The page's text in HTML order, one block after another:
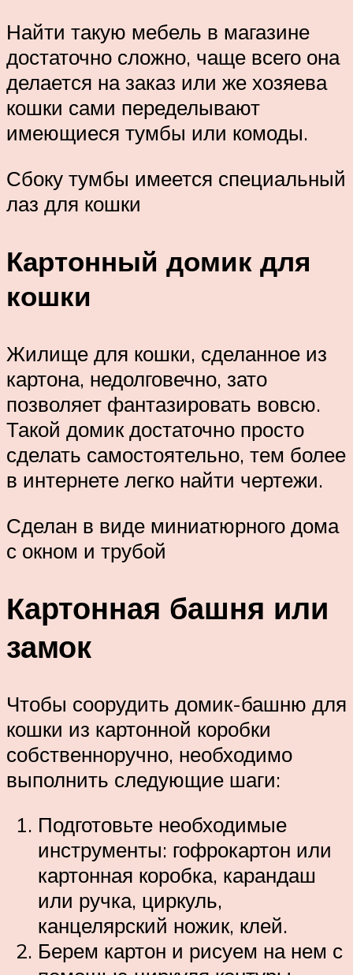
Найти такую мебель в магазине
достаточно сложно, чаще всего она
делается на заказ или же хозяева
кошки сами переделывают
имеющиеся тумбы или комоды.
Сбоку тумбы имеется специальный
лаз для кошки
Картонный домик для
кошки
Жилище для кошки, сделанное из
картона, недолговечно, зато
позволяет фантазировать вовсю.
Такой домик достаточно просто
сделать самостоятельно, тем более
в интернете легко найти чертежи.
Сделан в виде миниатюрного дома
с окном и трубой
Картонная башня или
замок
Чтобы соорудить домик-башню для
кошки из картонной коробки
собственноручно, необходимо
выполнить следующие шаги:
Подготовьте необходимые
инструменты: гофрокартон или
картонная коробка, карандаш
или ручка, циркуль,
канцелярский ножик, клей.
Берем картон и рисуем на нем с